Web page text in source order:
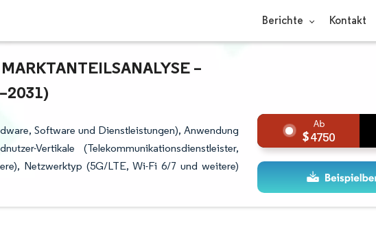
Berichte Kontakt
– W
Software und Dienstleistungen), Anwendung
Vertikale (Telekommunikationsdienstleister,
Netzwerktyp (5G/LTE, Wi-Fi 6/7 und weitere)
4750